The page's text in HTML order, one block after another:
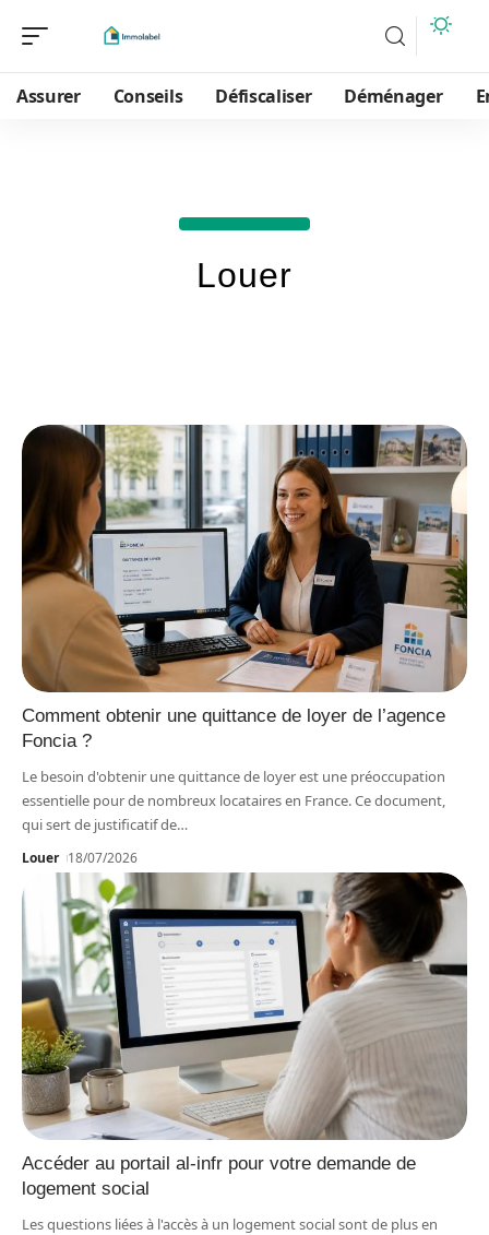
Assurer Conseils Défiscaliser Déménager
Louer
Comment obtenir une quittance de loyer de l’agence
Foncia ?
Le besoin d'obtenir une quittance de loyer est une préoccupation
essentielle pour de nombreux locataires en France. Ce document,
qui sert de justificatif de…
Louer 18/07/2026
Accéder au portail al-infr pour votre demande de
logement social
Les questions liées à l'accès à un logement social sont de plus en